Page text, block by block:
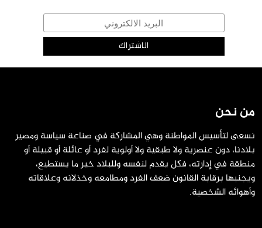
من نحن
نسعى لتأسيس المواطنة وهي المشاركة في صناعة سياسة ومصير
بلادنا، دون عنصرية ولا طبقية ولا أولوية لفرد أو عائلة أو قبيلة أو
منطقة في إدارته، فكل يقدم لنفسه وللبلاد خير ما يستطيع،
ويجنبها برقابة القانون ضعف الفرد ومطامعه وخذلانه وعلاقاته
وأهوائه الشخصية.